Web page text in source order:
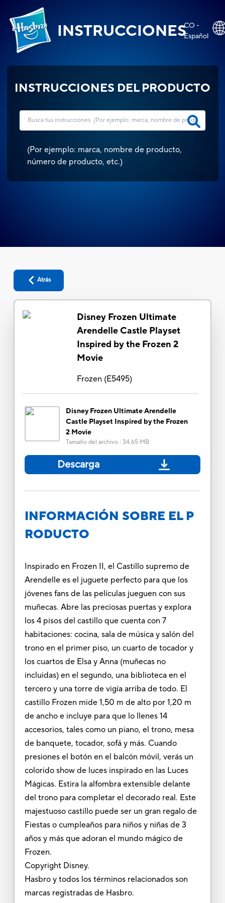
INSTRUCCIONESCO -
Español
INSTRUCCIONES DEL PRODUCTO
(Por ejemplo: marca, nombre de producto,
número de producto, etc.)
Atrás
Disney Frozen Ultimate
Arendelle Castle Playset
Inspired by the Frozen 2
Movie
Frozen (E5495)
Disney Frozen Ultimate Arendelle
Castle Playset Inspired by the Frozen
2 Movie
Tamaño del archivo: 34.65 MB
Descarga
INFORMACIÓN SOBRE EL P
RODUCTO
Inspirado en Frozen II, el Castillo supremo de
Arendelle es el juguete perfecto para que los
jóvenes fans de las películas jueguen con sus
muñecas. Abre las preciosas puertas y explora
los 4 pisos del castillo que cuenta con 7
habitaciones: cocina, sala de música y salón del
trono en el primer piso, un cuarto de tocador y
los cuartos de Elsa y Anna (muñecas no
incluidas) en el segundo, una biblioteca en el
tercero y una torre de vigía arriba de todo. El
castillo Frozen mide 1,50 m de alto por 1,20 m
de ancho e incluye para que lo llenes 14
accesorios, tales como un piano, el trono, mesa
de banquete, tocador, sofá y más. Cuando
presiones el botón en el balcón móvil, verás un
colorido show de luces inspirado en las Luces
Mágicas. Estira la alfombra extensible delante
del trono para completar el decorado real. Este
majestuoso castillo puede ser un gran regalo de
Fiestas o cumpleaños para niños y niñas de 3
años y más que adoran el mundo mágico de
Frozen.
Copyright Disney.
Hasbro y todos los términos relacionados son
marcas registradas de Hasbro.